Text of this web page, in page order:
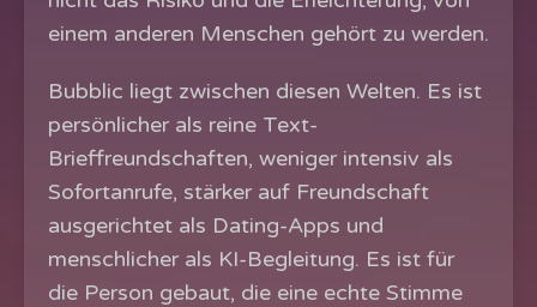
einem anderen Menschen gehört zu werden.
Bubblic liegt zwischen diesen Welten. Es ist
persönlicher als reine Text-
Brieffreundschaften, weniger intensiv als
Sofortanrufe, stärker auf Freundschaft
ausgerichtet als Dating-Apps und
menschlicher als KI-Begleitung. Es ist für
die Person gebaut, die eine echte Stimme